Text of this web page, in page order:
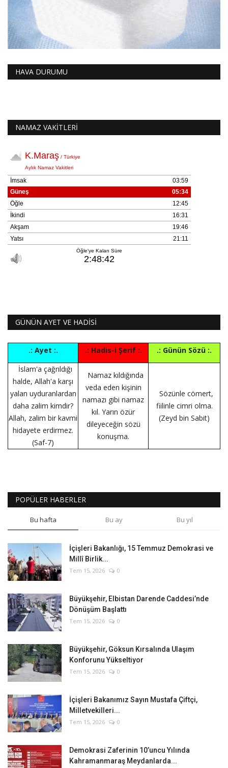
HAVA DURUMU
NAMAZ VAKİTLERİ
GÜNÜN AYET VE HADİSİ
.: Ayet :. .: Hadis-i Şerif :.
.: Günün Sözü :.
İslam'a çağrıldığı
halde, Allah'a karşı
yalan uyduranlardan
daha zalim kimdir?
Allah, zalim bir kavmi
hidayete erdirmez.
(Saf-7)
Namaz kıldığında
veda eden kişinin
namazı gibi namaz
kıl. Yarın özür
dileyeceğin sözü
konuşma.
Sözünle cömert,
fiilinle cimri olma.
(Zeyd bin Sabit)
POPÜLER HABERLER
Bu hafta Bu ay Bu yıl
İçişleri Bakanlığı, 15 Temmuz Demokrasi ve
Millî Birlik...
Tem 15, 2026 0
Büyükşehir, Elbistan Darende Caddesi’nde
Dönüşüm Başlattı
Tem 15, 2026 0
Büyükşehir, Göksun Kırsalında Ulaşım
Konforunu Yükseltiyor
Tem 15, 2026 0
İçişleri Bakanımız Sayın Mustafa Çiftçi,
Milletvekilleri...
Tem 15, 2026 0
Demokrasi Zaferinin 10’uncu Yılında
Kahramanmaraş Meydanlarda...